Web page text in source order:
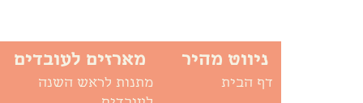
ניווט מהיר
דף הבית
מארזים לעובדים
מתנות לראש השנה